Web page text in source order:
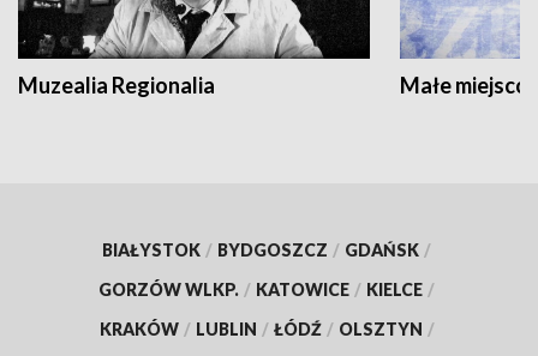
Muzealia Regionalia Małe
BIAŁYSTOK / BYDGOSZCZ / GDAŃSK /
GORZÓW WLKP. / KATOWICE / KIELCE /
KRAKÓW / LUBLIN / ŁÓDŹ / OLSZTYN /